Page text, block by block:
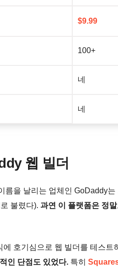
$9.99
100+
네
네
웹 빌더
름을 날리는 업체인 GoDaddy
불렸다). 과연 이 플랫폼은 정
호기심으로 웹 빌더를 테스트
인 단점도 있었다. 특히